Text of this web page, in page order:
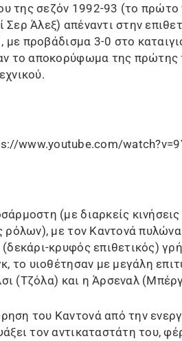
της σεζόν 1992-93 (το
Άλεξ) απέναντι στην
με προβάδισμα 3-0 στο
το αποκορύφωμα της πρώτης
www.youtube.com/
(με διαρκείς
ρόλων), με τον Καντονά
κρυφός επιθετικός)
το υιοθέτησαν με μεγάλη
(Τζόλα) και η Άρσεναλ
του Καντονά από την
τον αντικαταστάτη του,